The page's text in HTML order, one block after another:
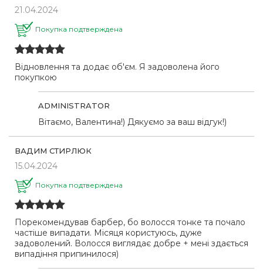
21.04.2024
Покупка подтверждена
Відновлення та додає об'єм. Я задоволена його
покупкою
ADMINISTRATOR
Вітаємо, Валентина!) Дякуємо за ваш відгук!)
ВАДИМ СТИРЛЮК
15.04.2024
Покупка подтверждена
Порекомендував барбер, бо волосся тонке та почало
частіше випадати. Місяця користуюсь, дуже
задоволений. Волосся виглядає добре + мені здається
випадіння припинилося)